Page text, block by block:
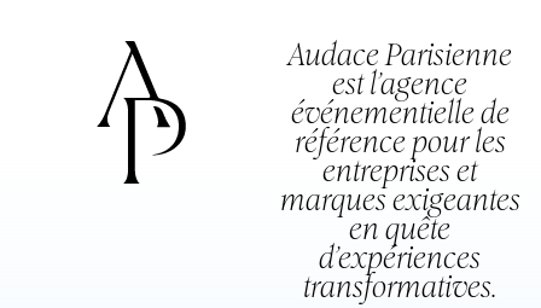
Audace Parisienne
est l’agence
événementielle de
référence pour les
entreprises et
marques exigeantes
en quête
d’expériences
transformatives.